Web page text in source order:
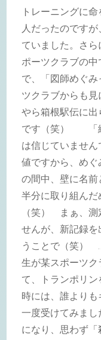
トレーニングに
人だったのです
ていました。さ
ポーツクラブの
で、「図師めぐ
ツクラブからも
やら箱根駅伝に
です（笑） 「絶
は信じていませ
値ですから、めぐ
の間中、壁に名
半分に取り組ん
（笑） まぁ、測
せんが、新記録
うことで（笑）
生が某スポーツ
て、トランポリ
時には、誰より
一度受けてみま
になり、思わず